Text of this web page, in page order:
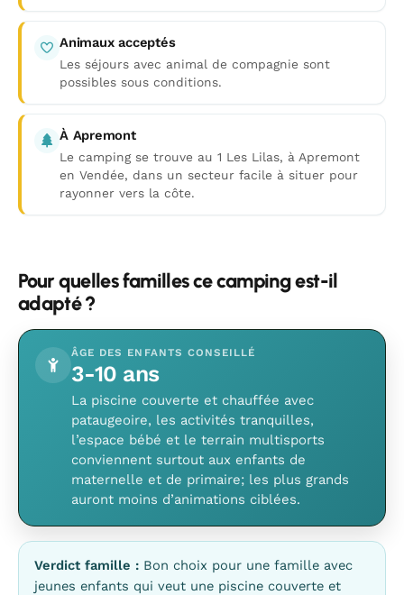
Animaux acceptés
Les séjours avec animal de compagnie sont
possibles sous conditions.
À Apremont
Le camping se trouve au 1 Les Lilas, à Apremont
en Vendée, dans un secteur facile à situer pour
rayonner vers la côte.
Pour quelles familles ce camping est-il
adapté ?
ÂGE DES ENFANTS CONSEILLÉ
3-10 ans
La piscine couverte et chauffée avec
pataugeoire, les activités tranquilles,
l’espace bébé et le terrain multisports
conviennent surtout aux enfants de
maternelle et de primaire; les plus grands
auront moins d’animations ciblées.
Verdict famille : Bon choix pour une famille avec
jeunes enfants qui veut une piscine couverte et